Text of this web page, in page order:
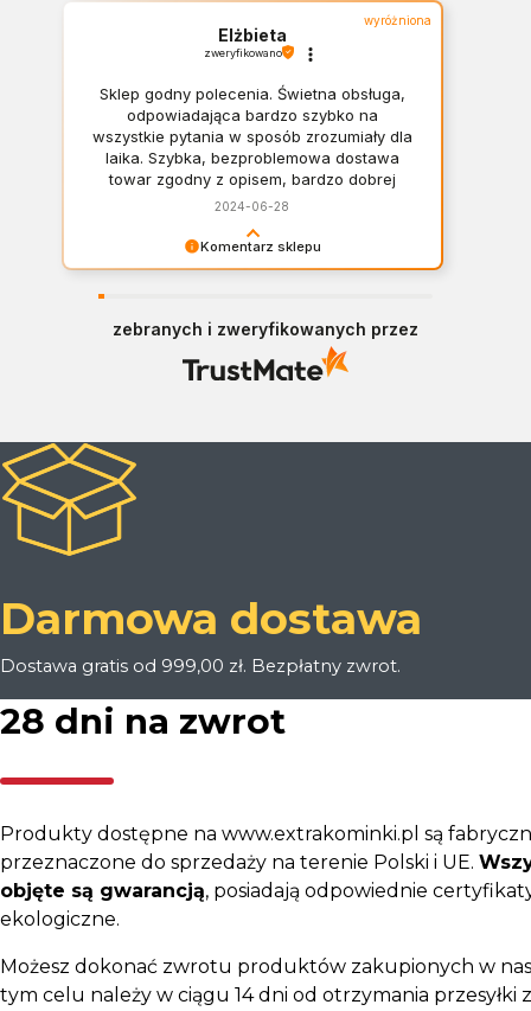
Komentarz sklepu
wyróżniona
Elżbieta
zweryfikowano
Sklep godny polecenia. Świetna obsługa,
odpowiadająca bardzo szybko na
wszystkie pytania w sposób zrozumiały dla
laika. Szybka, bezproblemowa dostawa
towar zgodny z opisem, bardzo dobrej
jakości.
2024-06-28
zebranych i zweryfikowanych przez
Darmowa dostawa
Dostawa gratis od 999,00 zł. Bezpłatny zwrot.
28 dni na zwrot
Produkty dostępne na www.extrakominki.pl są
przeznaczone do sprzedaży na terenie Polski i UE.
objęte są gwarancją, posiadają odpowiednie
ekologiczne.
Możesz dokonać zwrotu produktów zakupionych w
tym celu należy w ciągu 14 dni od otrzymania przesyłki